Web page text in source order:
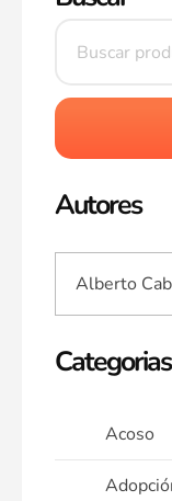
Autores
Categorias
Acoso